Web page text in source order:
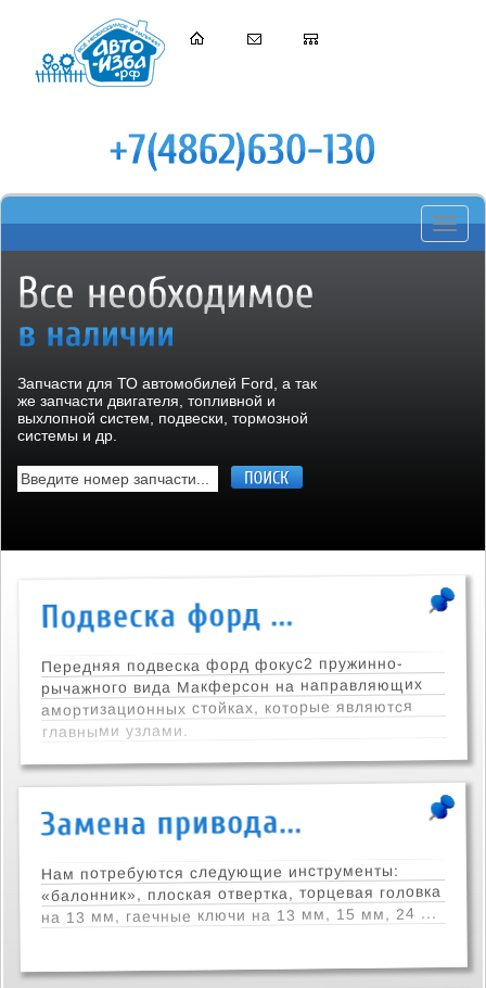
Toggle
Запчасти для ТО автомобилей Ford, а так
же запчасти двигателя, топливной и
выхлопной систем, подвески, тормозной
системы и др.
Передняя подвеска форд фокус2 пружинно-
рычажного вида Макферсон на направляющих
амортизационных стойках, которые являются
главными узлами.
Нам потребуются следующие инструменты:
«балонник», плоская отвертка, торцевая головка
на 13 мм, гаечные ключи на 13 мм, 15 мм, 24 ...